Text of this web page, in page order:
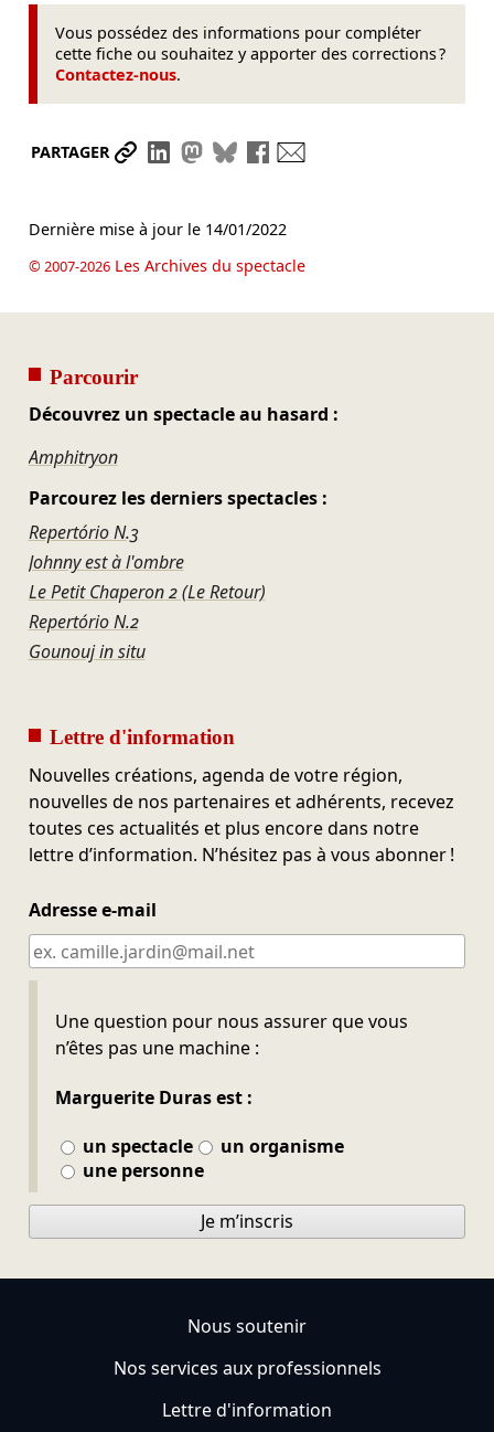
Vous possédez des informations pour compléter
cette fiche ou souhaitez y apporter des corrections ?
Contactez-nous.
PARTAGER Partager le lien
Partager sur LinkedIn
Partager sur Mastodon
Partager sur Bluesky
Partager sur Facebook
Dernière mise à jour le 14/01/2022
© 2007-2026Les Archives du spectacle
Parcourir
Découvrez un spectacle au hasard :
Amphitryon
Parcourez les derniers spectacles :
Repertório N.3
Johnny est à l'ombre
Le Petit Chaperon 2 (Le Retour)
Repertório N.2
Gounouj in situ
Lettre d'information
Nouvelles créations, agenda de votre région,
nouvelles de nos partenaires et adhérents, recevez
toutes ces actualités et plus encore dans notre
lettre d’information. N’hésitez pas à vous abonner !
Adresse e-mail
Une question pour nous assurer que vous
n’êtes pas une machine :
Marguerite Duras est :
un spectacle
un organisme
une personne
Ne pas remplir
Je m’inscris
Nous soutenir
Nos services aux professionnels
Lettre d'information